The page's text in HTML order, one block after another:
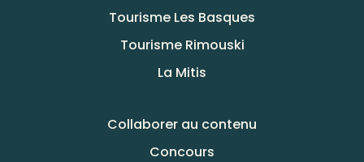
Tourisme Les Basques
Tourisme Rimouski
La Mitis
Collaborer au contenu
Concours